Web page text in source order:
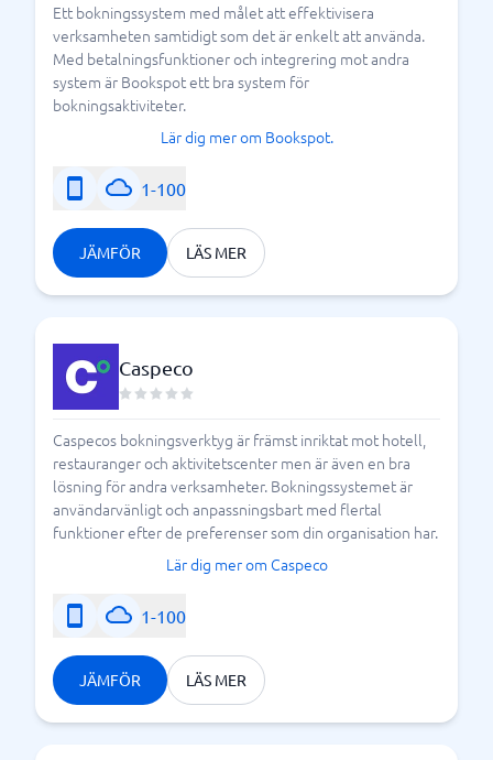
Ett bokningssystem med målet att effektivisera
verksamheten samtidigt som det är enkelt att använda.
Med betalningsfunktioner och integrering mot andra
system är Bookspot ett bra system för
bokningsaktiviteter.
Lär dig mer om Bookspot.
1-100
JÄMFÖR LÄS MER
Caspeco
Caspecos bokningsverktyg är främst inriktat mot hotell,
restauranger och aktivitetscenter men är även en bra
lösning för andra verksamheter. Bokningssystemet är
användarvänligt och anpassningsbart med flertal
funktioner efter de preferenser som din organisation har.
Lär dig mer om Caspeco
1-100
JÄMFÖR LÄS MER